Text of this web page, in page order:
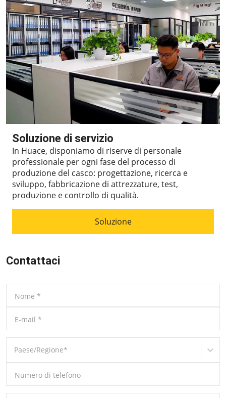
Soluzione di servizio
In Huace, disponiamo di riserve di personale
professionale per ogni fase del processo di
produzione del casco: progettazione, ricerca e
sviluppo, fabbricazione di attrezzature, test,
produzione e controllo di qualità.
Soluzione
Contattaci
Nome *
E-mail *
Paese/Regione*
Numero di telefono